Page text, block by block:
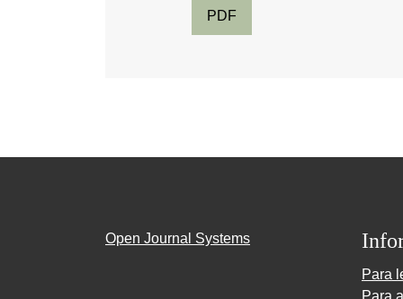
PDF
Open Journal Systems
Para
Para